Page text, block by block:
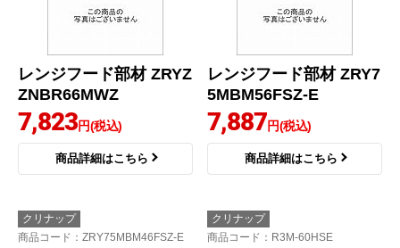
レンジフード部材 ZRYZ
ZNBR66MWZ
7,823円(税込)
商品詳細はこちら
レンジフード部材 ZRY7
5MBM56FSZ-E
7,887円(税込)
商品詳細はこちら
クリナップ
商品コード ：ZRY75MBM46FSZ-E
クリナップ
商品コード ：R3M-60HSE